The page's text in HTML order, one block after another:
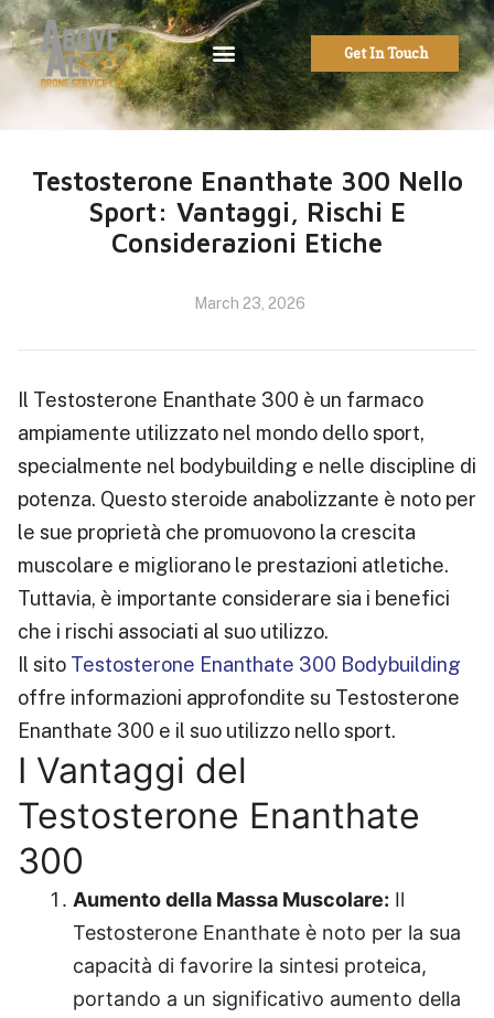
Get In Touch
Testosterone Enanthate 300 Nello
Sport: Vantaggi, Rischi E
Considerazioni Etiche
March 23, 2026
Il Testosterone Enanthate 300 è un farmaco
ampiamente utilizzato nel mondo dello sport,
specialmente nel bodybuilding e nelle discipline di
potenza. Questo steroide anabolizzante è noto per
le sue proprietà che promuovono la crescita
muscolare e migliorano le prestazioni atletiche.
Tuttavia, è importante considerare sia i benefici
che i rischi associati al suo utilizzo.
Il sito Testosterone Enanthate 300 Bodybuilding
offre informazioni approfondite su Testosterone
Enanthate 300 e il suo utilizzo nello sport.
I Vantaggi del
Testosterone Enanthate
300
Aumento della Massa Muscolare: Il
Testosterone Enanthate è noto per la sua
capacità di favorire la sintesi proteica,
portando a un significativo aumento della